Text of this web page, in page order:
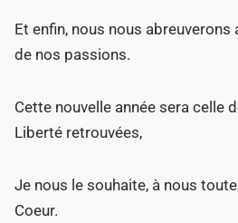
Et enfin, nous nous abreuverons
de nos passions.
Cette nouvelle année sera celle
Liberté retrouvées,
Je nous le souhaite, à nous
Coeur.